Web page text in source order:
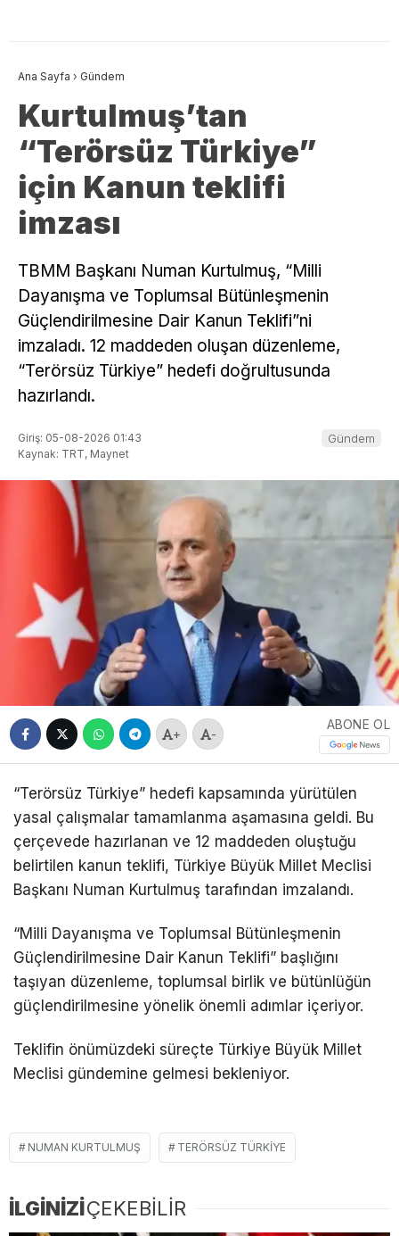
Ana Sayfa › Gündem
Kurtulmuş’tan
“Terörsüz Türkiye”
için Kanun teklifi
imzası
TBMM Başkanı Numan Kurtulmuş, “Milli
Dayanışma ve Toplumsal Bütünleşmenin
Güçlendirilmesine Dair Kanun Teklifi”ni
imzaladı. 12 maddeden oluşan düzenleme,
“Terörsüz Türkiye” hedefi doğrultusunda
hazırlandı.
Giriş: 05-08-2026 01:43
Kaynak: TRT, Maynet
Gündem
+ -
ABONE OL
“Terörsüz Türkiye” hedefi kapsamında yürütülen
yasal çalışmalar tamamlanma aşamasına geldi. Bu
çerçevede hazırlanan ve 12 maddeden oluştuğu
belirtilen kanun teklifi, Türkiye Büyük Millet Meclisi
Başkanı Numan Kurtulmuş tarafından imzalandı.
“Milli Dayanışma ve Toplumsal Bütünleşmenin
Güçlendirilmesine Dair Kanun Teklifi” başlığını
taşıyan düzenleme, toplumsal birlik ve bütünlüğün
güçlendirilmesine yönelik önemli adımlar içeriyor.
Teklifin önümüzdeki süreçte Türkiye Büyük Millet
Meclisi gündemine gelmesi bekleniyor.
NUMAN KURTULMUŞ TERÖRSÜZ TÜRKIYE
İLGİNİZİÇEKEBİLİR